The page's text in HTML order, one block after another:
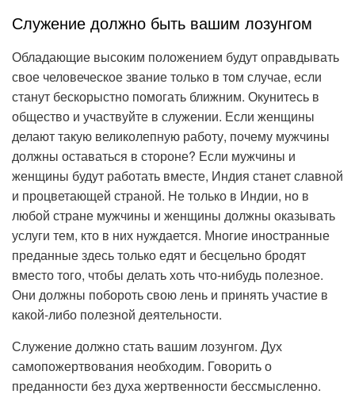
Служение должно быть вашим лозунгом
Обладающие высоким положением будут оправдывать
свое человеческое звание только в том случае, если
станут бескорыстно помогать ближним. Окунитесь в
общество и участвуйте в служении. Если женщины
делают такую великолепную работу, почему мужчины
должны оставаться в стороне? Если мужчины и
женщины будут работать вместе, Индия станет славной
и процветающей страной. Не только в Индии, но в
любой стране мужчины и женщины должны оказывать
услуги тем, кто в них нуждается. Многие иностранные
преданные здесь только едят и бесцельно бродят
вместо того, чтобы делать хоть что-нибудь полезное.
Они должны побороть свою лень и принять участие в
какой-либо полезной деятельности.
Служение должно стать вашим лозунгом. Дух
самопожертвования необходим. Говорить о
преданности без духа жертвенности бессмысленно.